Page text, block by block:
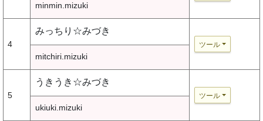
minmin.mizuki
4
みっちり☆みづき
ツール
mitchiri.mizuki
5
うきうき☆みづき
ツール
ukiuki.mizuki